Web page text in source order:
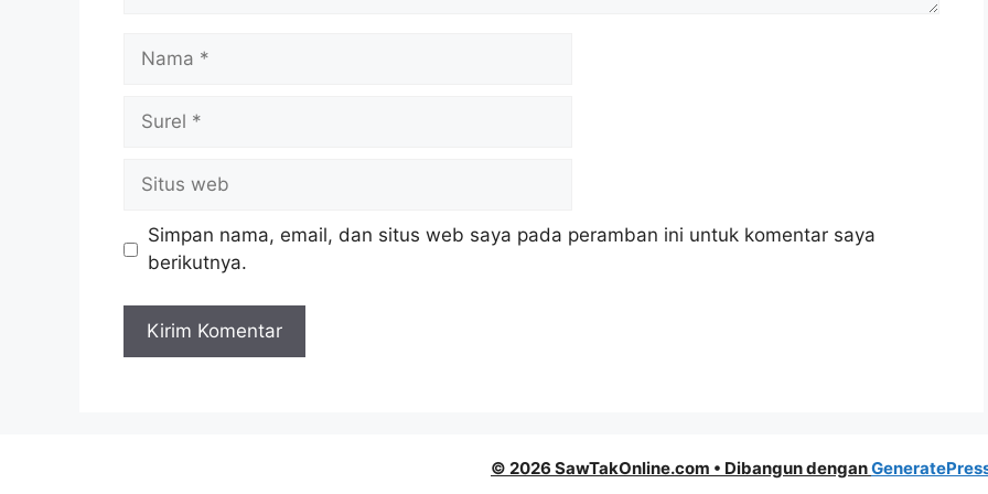
Nama
Surel
Situs
web
Simpan nama, email, dan situs web saya pada peramban ini untuk komentar saya
berikutnya.
© 2026 SawTakOnline.com • Dibangun dengan